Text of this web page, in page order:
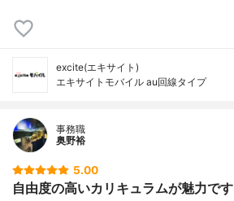
excite(エキサイト)
エキサイトモバイル au回線タイプ
事務職
奥野裕
5.00
自由度の高いカリキュラムが魅力です